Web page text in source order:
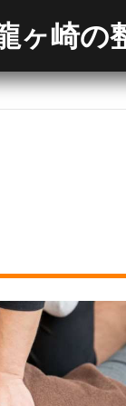
ヶ崎の